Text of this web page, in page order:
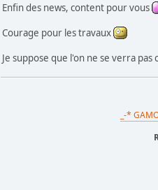
Enfin des news, content pour vous
Courage pour les travaux
Je suppose que l'on ne se verra
_-*